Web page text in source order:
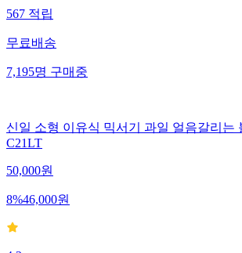
567적립
무료배송
7,195명구매중
신일 소형 이유식 믹서기 과일 얼음갈리는
C21LT
50,000원
8%46,000원